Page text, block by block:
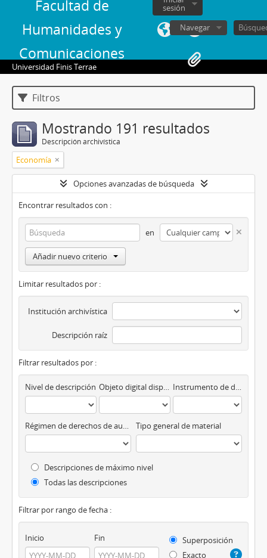
Facultad de
Humanidades y
Comunicaciones
sesión
Navegar
Universidad Finis Terrae
Filtros
Mostrando 191 resultados
Descripción archivística
Economía
Opciones avanzadas de búsqueda
Encontrar resultados con :
en
Añadir nuevo criterio
Limitar resultados por :
Institución archivística
Descripción raíz
Filtrar resultados por :
Nivel de descripción Objeto digital disponibles Instrumento de descripción
Régimen de derechos de autor Tipo general de material
Descripciones de máximo nivel
Todas las descripciones
Filtrar por rango de fecha :
Inicio Fin
Superposición
Exacto